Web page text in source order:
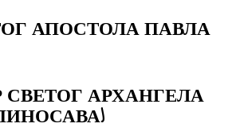
АПОСТОЛА ПАВЛА
АРХАНГЕЛА